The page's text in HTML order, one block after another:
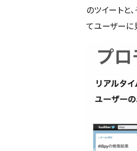
のツイートと
てユーザーに